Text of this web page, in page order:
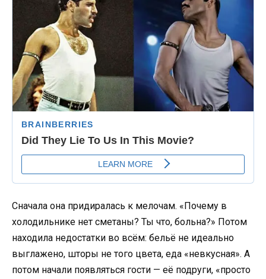
Сначала она придиралась к мелочам. «Почему в
холодильнике нет сметаны? Ты что, больна?» Потом
находила недостатки во всём: бельё не идеально
выглажено, шторы не того цвета, еда «невкусная». А
потом начали появляться гости — её подруги, «просто